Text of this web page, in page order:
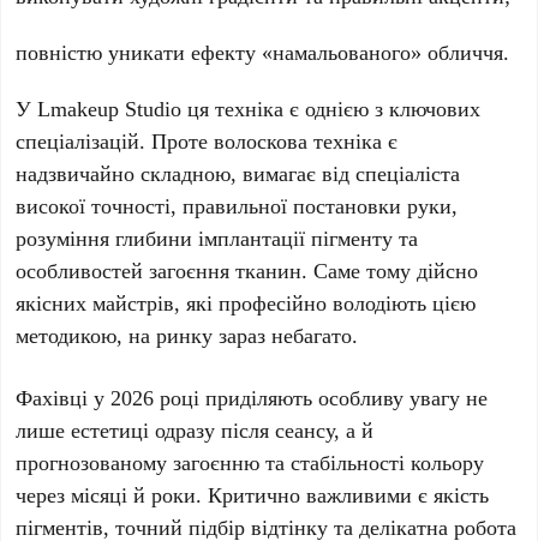
повністю уникати ефекту «намальованого» обличчя.
УLmakeup Studio ця техніка є однією з ключових
спеціалізацій. Протеволоскова техніка є
надзвичайно складною, вимагає від спеціаліста
високої точності, правильної постановки руки,
розуміння глибини імплантації пігменту та
особливостей загоєння тканин. Саме тому дійсно
якісних майстрів, які професійно володіють цією
методикою, на ринку зараз небагато.
Фахівці у2026 році приділяють особливу увагу не
лише естетиці одразу після сеансу, а й
прогнозованому загоєнню та стабільності кольору
через місяці й роки. Критично важливими є якість
пігментів, точний підбір відтінку та делікатна робота